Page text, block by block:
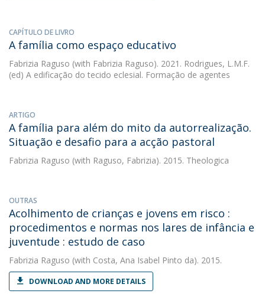
CAPÍTULO DE LIVRO
A família como espaço educativo
Fabrizia Raguso (with Fabrizia Raguso). 2021. Rodrigues, L.M.F.
(ed) A edificação do tecido eclesial. Formação de agentes
ARTIGO
A família para além do mito da autorrealização.
Situação e desafio para a acção pastoral
Fabrizia Raguso (with Raguso, Fabrizia). 2015. Theologica
OUTRAS
Acolhimento de crianças e jovens em risco :
procedimentos e normas nos lares de infância e
juventude : estudo de caso
Fabrizia Raguso (with Costa, Ana Isabel Pinto da). 2015.
DOWNLOAD AND MORE DETAILS